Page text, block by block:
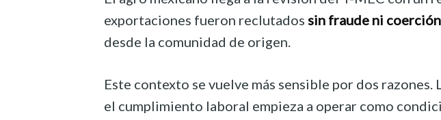
exportaciones fueron reclutados sin fraude ni coerción
desde la comunidad de origen.
Este contexto se vuelve más sensible por dos
el cumplimiento laboral empieza a operar como